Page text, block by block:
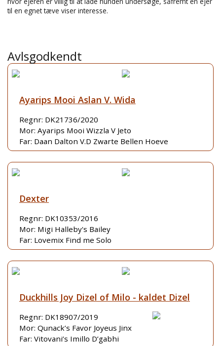
til en egnet tæve viser interesse.
Avlsgodkendt
Ayarips Mooi Aslan V. Wida
Regnr: DK21736/2020
Mor: Ayarips Mooi Wizzla V Jeto
Far: Daan Dalton V.D Zwarte Bellen Hoeve
Dexter
Regnr: DK10353/2016
Mor: Migi Halleby's Bailey
Far: Lovemix Find me Solo
Duckhills Joy Dizel of Milo - kaldet Dizel
Regnr: DK18907/2019
Mor: Qunack’s Favor Joyeus Jinx
Far: Vitovani’s Imillo D’gabhi